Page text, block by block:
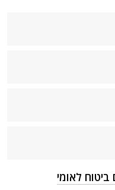
ביטוח לאומי